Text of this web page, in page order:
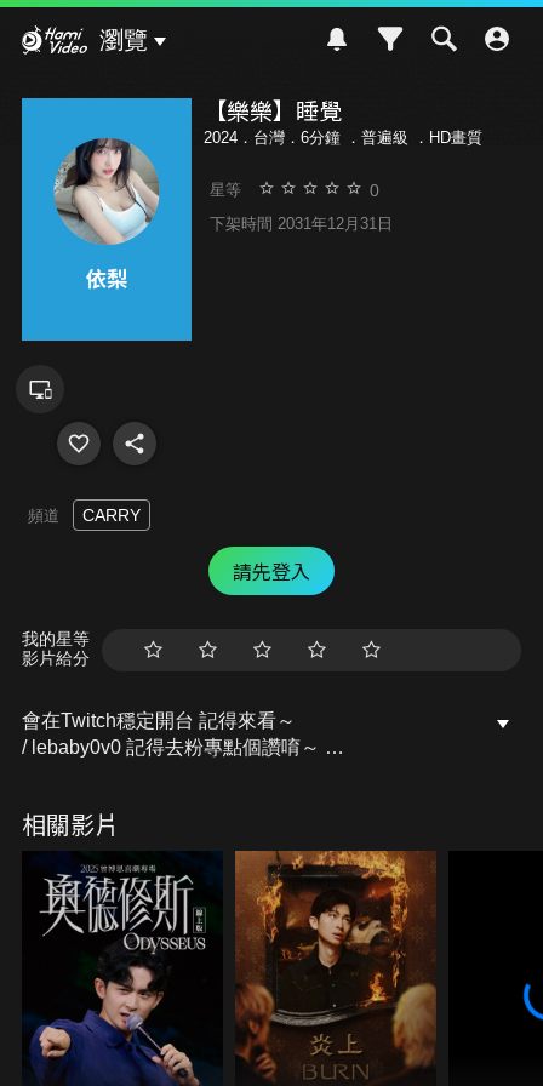
瀏覽
【樂樂】睡覺
2024．台灣．6分鐘 ． 普遍級 ．HD畫質
星等 0
下架時間 2031年12月31日
頻道 CARRY
請先登入
我的星等
影片給分
會在Twitch穩定開台 記得來看～
/ lebaby0v0 記得去粉專點個讚唷～
/ lebaby0v0 Instagram：lebaby0v0
/ lebaby0v0 本頻道授權相關請洽詢：
littlefish@mesports.com.tw
若非此窗口授權，一律概不承認。
業務合作請洽：san710501@mesports.com.tw
相關影片